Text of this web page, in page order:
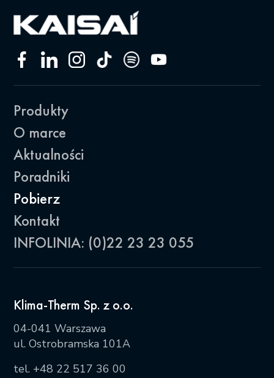
Produkty
O marce
Aktualności
Poradniki
Pobierz
Kontakt
INFOLINIA: (0)22 23 23 055
Klima-Therm Sp. z o.o.
04-041 Warszawa
ul. Ostrobramska 101A
tel. +48 22 517 36 00